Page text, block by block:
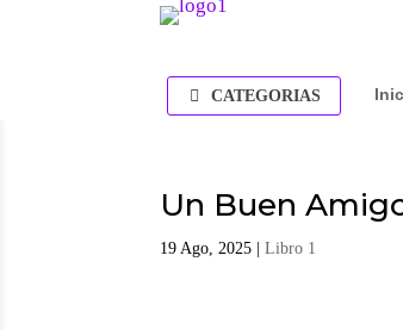
CATEGORIAS
Un Buen
19 Ago, 2025 |Libro 1